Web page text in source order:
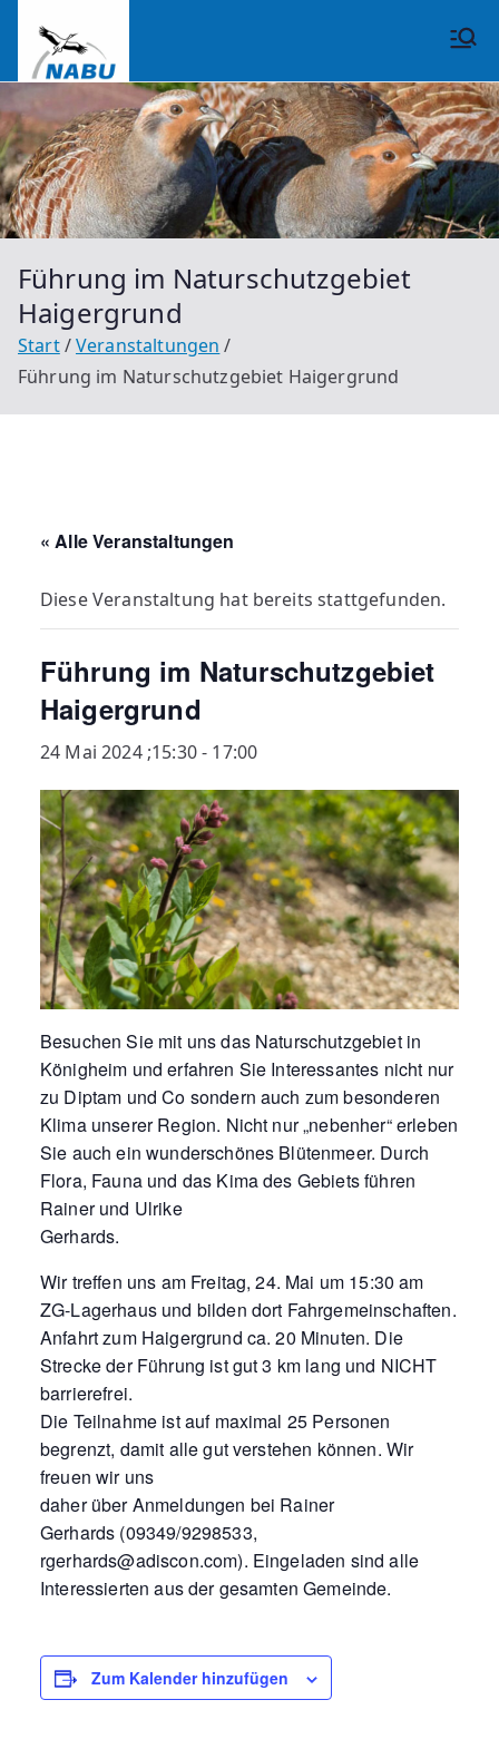
Inhalt
springen
NABU
Großrinderfeld
Führung im Naturschutzgebiet
Haigergrund
Start
Veranstaltungen
Führung im Naturschutzgebiet Haigergrund
« Alle Veranstaltungen
Diese Veranstaltung hat bereits stattgefunden.
Führung im Naturschutzgebiet
Haigergrund
24 Mai 2024 ;15:30- 17:00
Besuchen Sie mit uns das Naturschutzgebiet in
Königheim und erfahren Sie Interessantes nicht nur
zu Diptam und Co sondern auch zum besonderen
Klima unserer Region. Nicht nur „nebenher“ erleben
Sie auch ein wunderschönes Blütenmeer. Durch
Flora, Fauna und das Kima des Gebiets führen
Rainer und Ulrike
Gerhards.
Wir treffen uns am Freitag, 24. Mai um 15:30 am
ZG-Lagerhaus und bilden dort Fahrgemeinschaften.
Anfahrt zum Haigergrund ca. 20 Minuten. Die
Strecke der Führung ist gut 3 km lang und NICHT
barrierefrei.
Die Teilnahme ist auf maximal 25 Personen
begrenzt, damit alle gut verstehen können. Wir
freuen wir uns
daher über Anmeldungen bei Rainer
Gerhards (09349/9298533,
rgerhards@adiscon.com). Eingeladen sind alle
Interessierten aus der gesamten Gemeinde.
Zum Kalender hinzufügen